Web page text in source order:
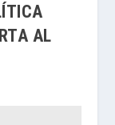
AL